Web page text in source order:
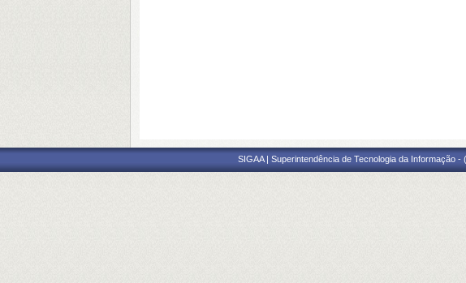
SIGAA | Superintendência de Tecnologia da Informação